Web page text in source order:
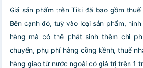
Giá sản phẩm trên Tiki đã bao gồm thuế
Bên cạnh đó, tuỳ vào loại sản phẩm,
hàng mà có thể phát sinh thêm chi
chuyển, phụ phí hàng cồng kềnh, thuế
hàng giao từ nước ngoài có giá trị trên 1